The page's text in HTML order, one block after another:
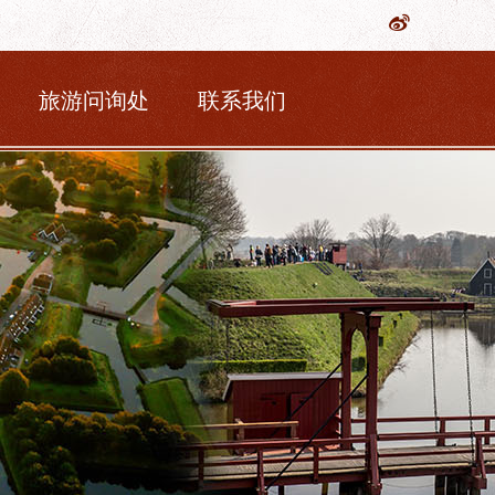
旅游问询处 联系我们